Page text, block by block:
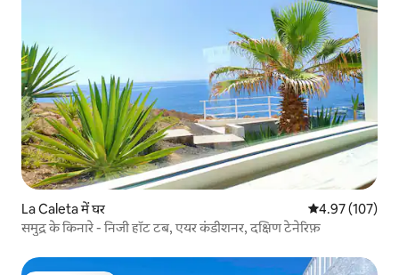
La Caleta में घर औसत रेटिंग 5 में से
4.97 (107)
समुद्र के किनारे - निजी हॉट टब, एयर कंडीशनर, दक्षिण टेनेरिफ़